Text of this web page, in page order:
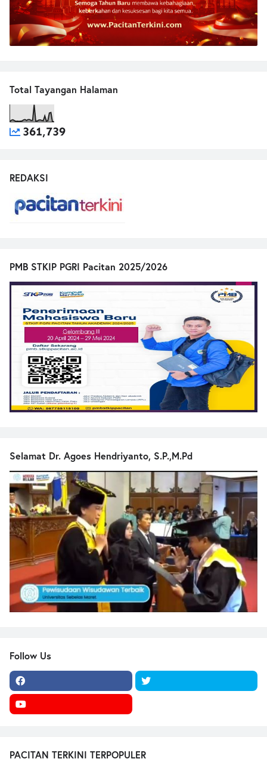
Total Tayangan Halaman
361,739
REDAKSI
PMB STKIP PGRI Pacitan 2025/2026
Selamat Dr. Agoes Hendriyanto, S.P.,M.Pd
Follow Us
PACITAN TERKINI TERPOPULER